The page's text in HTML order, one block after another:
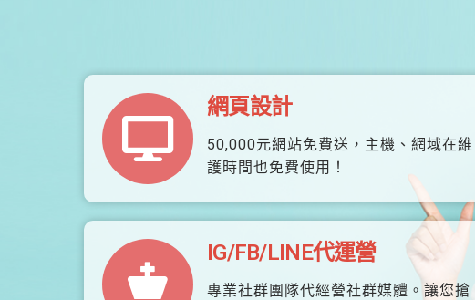
網頁設計
50,000元網站免費送，主機、網域在維
護時間也免費使用！
IG/FB/LINE代運營
專業社群團隊代經營社群媒體。讓您搶